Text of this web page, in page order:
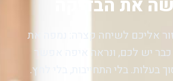
את הבדיקה
אליכם לשיחה קצרה: נמפה את
כבר יש לכם, ונראה איפה אפשר
בעלות. בלי התחייבות, בלי לחץ.